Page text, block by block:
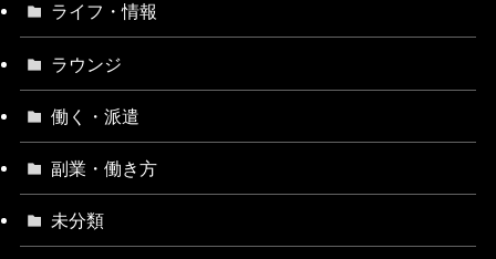
ライフ・情報
ラウンジ
働く・派遣
副業・働き方
未分類